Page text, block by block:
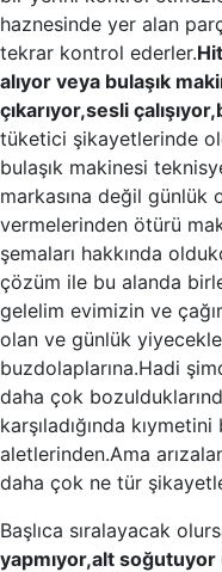
haznesinde yer alan
tekrar kontrol ederler.
alıyor veya bulaşık
çıkarıyor,sesli
tüketici şikayetlerinde
bulaşık makinesi
markasına değil
vermelerinden ötürü
şemaları hakkında
çözüm ile bu alanda
gelelim evimizin ve
olan ve günlük
buzdolaplarına.Hadi
daha çok
karşıladığında
aletlerinden.Ama
daha çok ne tür
Başlıca sıralayacak
yapmıyor,alt